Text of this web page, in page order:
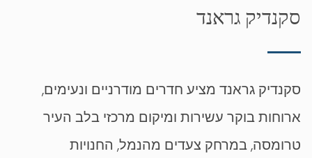
סקנדיק גראנד
סקנדיק גראנד מציע חדרים מודרניים ונעימים,
ארוחות בוקר עשירות ומיקום מרכזי בלב העיר
טרומסה, במרחק צעדים מהנמל, החנויות